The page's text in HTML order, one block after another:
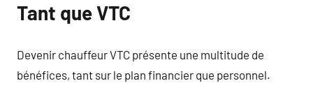
Tant que VTC
Devenir chauffeur VTC présente une multitude de
bénéfices, tant sur le plan financier que personnel.